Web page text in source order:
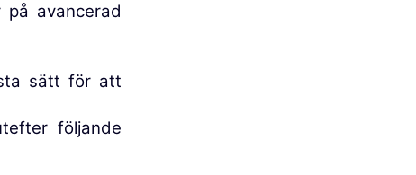
avancerad
sätt för att
följande